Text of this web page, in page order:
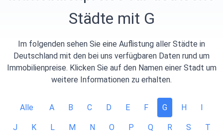
Städte mit G
Im folgenden sehen Sie eine Auflistung aller Städte in
Deutschland mit den bei uns verfügbaren Daten rund um
Immobilienpreise. Klicken Sie auf den Namen einer Stadt um
weitere Informationen zu erhalten.
Alle A B C D E F G H
J K L M N O P Q R S T